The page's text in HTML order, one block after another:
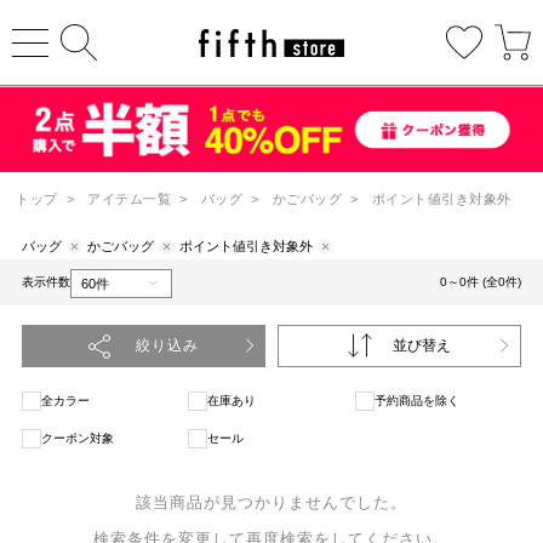
トップ > アイテム一覧 > バッグ > かごバッグ > ポイント値引き対象外
バッグ かごバッグ ポイント値引き対象外
表示件数 0～0件 (全0件)
絞り込み 並び替え
全カラー 在庫あり 予約商品を除く
クーポン対象 セール
該当商品が見つかりませんでした。
検索条件を変更して再度検索をしてください。